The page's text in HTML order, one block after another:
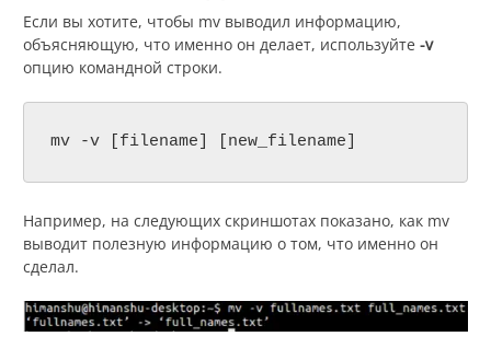
Если вы хотите, чтобы mv выводил информацию,
объясняющую, что именно он делает, используйте -v
опцию командной строки.
mv -v [filename] [new_filename]
Например, на следующих скриншотах показано, как mv
выводит полезную информацию о том, что именно он
сделал.